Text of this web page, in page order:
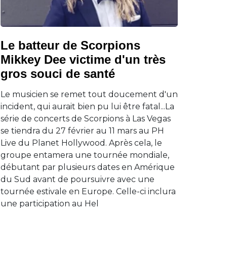
Le batteur de Scorpions
Mikkey Dee victime d'un très
gros souci de santé
Le musicien se remet tout doucement d'un
incident, qui aurait bien pu lui être fatal...La
série de concerts de Scorpions à Las Vegas
se tiendra du 27 février au 11 mars au PH
Live du Planet Hollywood. Après cela, le
groupe entamera une tournée mondiale,
débutant par plusieurs dates en Amérique
du Sud avant de poursuivre avec une
tournée estivale en Europe. Celle-ci inclura
une participation au Hel